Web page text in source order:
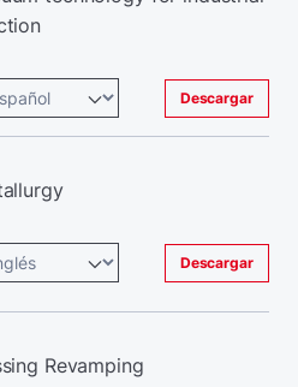
Descargar
Descargar
Revamping